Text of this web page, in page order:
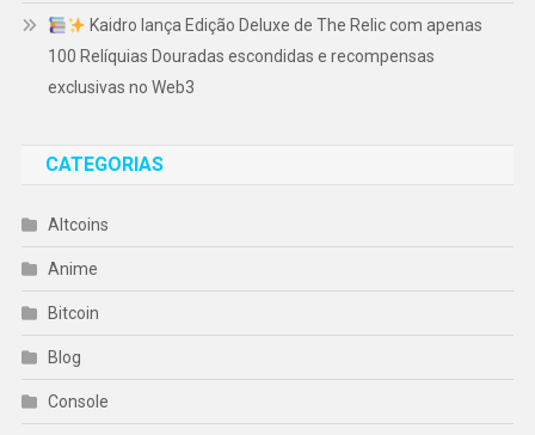
Kaidro lança Edição Deluxe de The Relic com apenas
100 Relíquias Douradas escondidas e recompensas
exclusivas no Web3
CATEGORIAS
Altcoins
Anime
Bitcoin
Blog
Console